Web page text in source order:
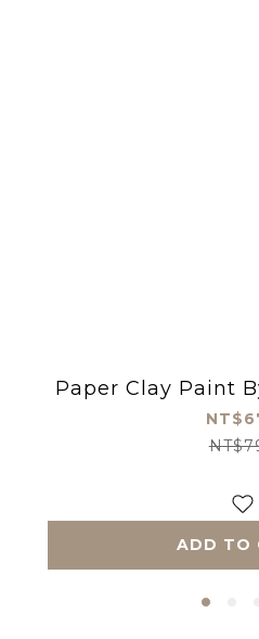
Paper Clay Paint
ADD TO